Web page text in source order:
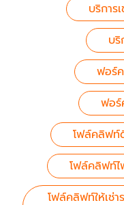
บริการ
บ
ฟอร์
ฟอร์
โฟล์คลิฟท์
โฟล์คลิฟท์
โฟล์คลิฟท์ให้เช่